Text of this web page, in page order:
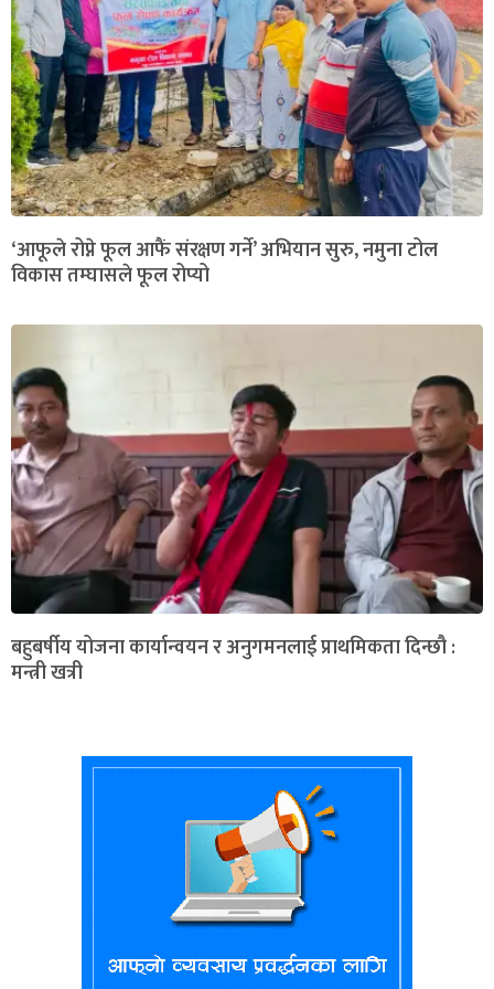
‘आफूले रोप्ने फूल आफैं संरक्षण गर्ने’ अभियान सुरु, नमुना टोल
विकास तम्घासले फूल रोप्यो
बहुबर्षीय योजना कार्यान्वयन र अनुगमनलाई प्राथमिकता दिन्छौ :
मन्त्री खत्री